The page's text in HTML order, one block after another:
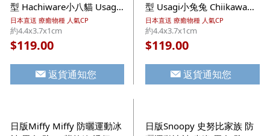
型 Hachiware小八貓 Usagi
小兔兔 藍黃色 對裝鎖匙扣掛
飾 星形扣環 (717)【市集世
界 - 日本市集】
日本直送 療癒物種 人氣CP
約4.4x3.7x1cm
$119.00
返貨通知您
型 Usagi小兔兔 Chiikawa小
可愛 黃紅色 對裝鎖匙扣掛飾
星形扣環 (724)【市集世界 -
日本市集】
日本直送 療癒物種 人氣CP
約4.4x3.7x1cm
$119.00
返貨通知您
日版Miffy Miffy 防曬運動冰
日版Snoopy 史努比家族 防